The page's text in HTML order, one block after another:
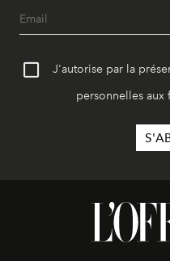
J'autorise par la
personnelles aux